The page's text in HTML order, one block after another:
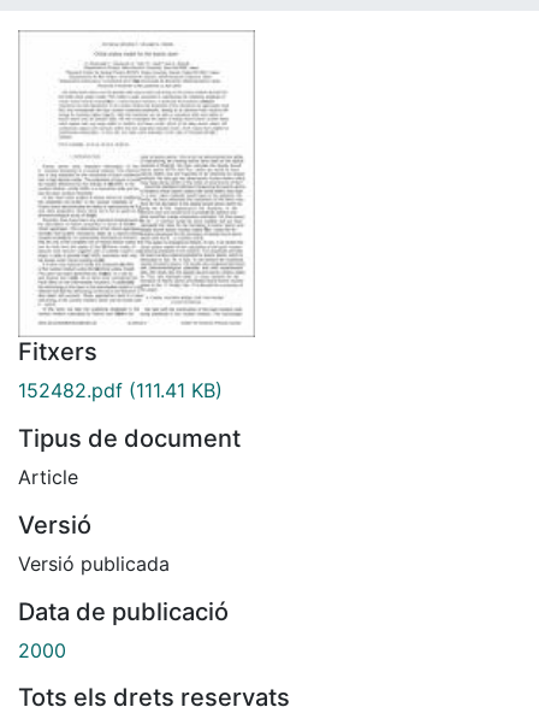
Contacte
Fitxers
152482.pdf (111.41 KB)
Tipus de document
Article
Versió
Versió publicada
Data de publicació
2000
Tots els drets reservats